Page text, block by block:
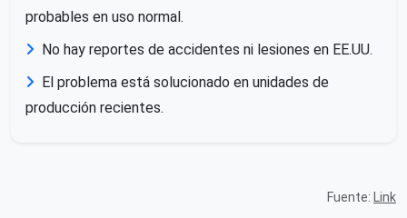
probables en uso normal.
No hay reportes de accidentes ni lesiones en EE.UU.
El problema está solucionado en unidades de
producción recientes.
Fuente: Link